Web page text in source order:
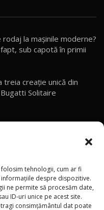
tehnologii, cum ar fi
despre dispozitive.
ne permite să procesăm date,
ID-uri unice pe acest site.
consimțământul dat poate
2025! Mai ieftin și mai
TEST DRIVE ÎN ROMÂNĂ!
BYD Seal U DM-i,
i / Test Drive
Test Drive AutoBlog.MD
banii? / Test Drive
la mașinile moderne?
sub capotă în primii
creație unică din
Solitaire
tehnologia eBoost Air
turbo
relativă a situației din
la carburanți în